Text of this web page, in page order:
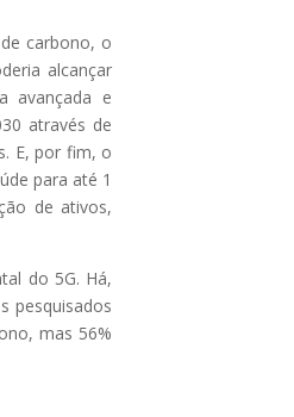
carbono, o
alcançar
avançada e
através de
E, por fim, o
para até 1
de ativos,
do 5G. Há,
pesquisados
mas 56%